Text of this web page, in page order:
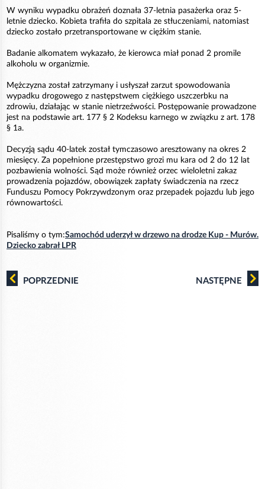
W wyniku wypadku obrażeń doznała 37-letnia pasażerka oraz 5-
letnie dziecko. Kobieta trafiła do szpitala ze stłuczeniami, natomiast
dziecko zostało przetransportowane w ciężkim stanie.
Badanie alkomatem wykazało, że kierowca miał ponad 2 promile
alkoholu w organizmie.
Mężczyzna został zatrzymany i usłyszał zarzut spowodowania
wypadku drogowego z następstwem ciężkiego uszczerbku na
zdrowiu, działając w stanie nietrzeźwości. Postępowanie prowadzone
jest na podstawie art. 177 § 2 Kodeksu karnego w związku z art. 178
§ 1a.
Decyzją sądu 40-latek został tymczasowo aresztowany na okres 2
miesięcy. Za popełnione przestępstwo grozi mu kara od 2 do 12 lat
pozbawienia wolności. Sąd może również orzec wieloletni zakaz
prowadzenia pojazdów, obowiązek zapłaty świadczenia na rzecz
Funduszu Pomocy Pokrzywdzonym oraz przepadek pojazdu lub jego
równowartości.
Pisaliśmy o tym:Samochód uderzył w drzewo na drodze Kup - Murów.
Dziecko zabrał LPR
POPRZEDNIE NASTĘPNE